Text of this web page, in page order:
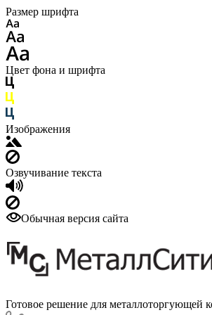
Размер шрифта
Цвет фона и шрифта
Изображения
Озвучивание текста
Обычная версия сайта
Готовое решение для металлоторгующей